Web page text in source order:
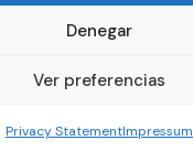
Denegar
Ver preferencias
Privacy StatementImpressum